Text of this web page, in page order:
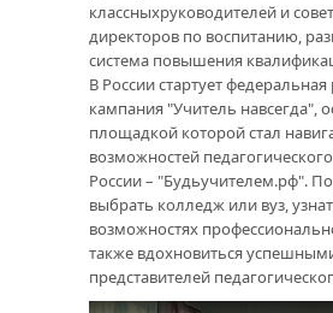
классныхруководителей и
директоров по воспитанию,
система повышения
В России стартует
кампания "Учитель навсегда",
площадкой которой стал
возможностей
России – "Будьучителем.рф".
выбрать колледж или вуз,
возможностях
также вдохновиться
представителей